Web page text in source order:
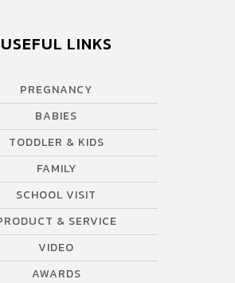
USEFUL LINKS
PREGNANCY
BABIES
TODDLER & KIDS
FAMILY
SCHOOL VISIT
& SERVICE
VIDEO
AWARDS